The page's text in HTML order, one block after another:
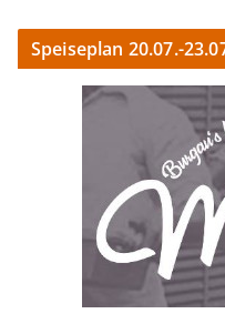
Speiseplan 20.07.-